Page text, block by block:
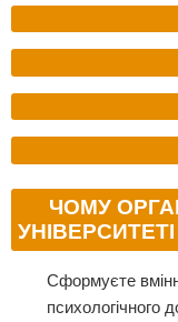
ЧОМУ
Сформуєте
психологічного